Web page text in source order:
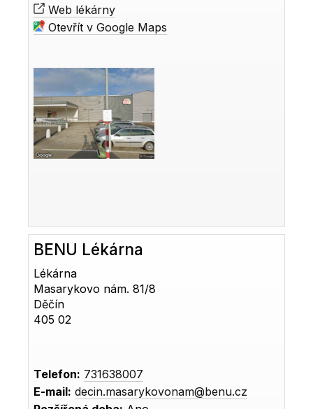
Web lékárny
Otevřít v Google Maps
BENU Lékárna
Lékárna
Masarykovo nám. 81/8
Děčín
405 02
Telefon: 731638007
E-mail: decin.masarykovonam@benu.cz